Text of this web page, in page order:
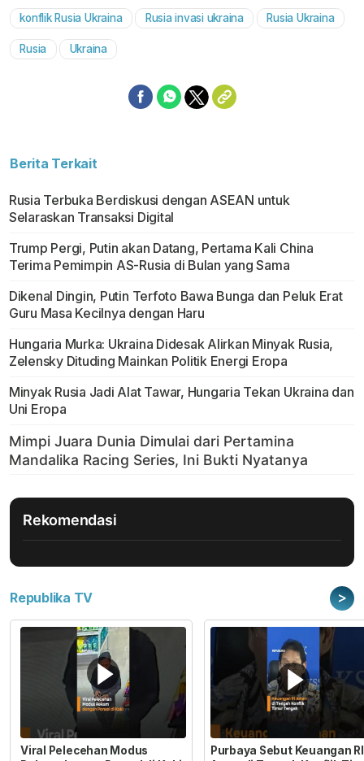
Mute
konflik Rusia Ukraina Rusia invasi ukraina Rusia Ukraina
Rusia Ukraina
Berita Terkait
Rusia Terbuka Berdiskusi dengan ASEAN untuk
Selaraskan Transaksi Digital
Trump Pergi, Putin akan Datang, Pertama Kali China
Terima Pemimpin AS-Rusia di Bulan yang Sama
Dikenal Dingin, Putin Terfoto Bawa Bunga dan Peluk Erat
Guru Masa Kecilnya dengan Haru
Hungaria Murka: Ukraina Didesak Alirkan Minyak Rusia,
Zelensky Dituding Mainkan Politik Energi Eropa
Minyak Rusia Jadi Alat Tawar, Hungaria Tekan Ukraina dan
Uni Eropa
Rekomendasi
Republika TV >
Viral Pelecehan Modus
Purbaya Sebut Keuangan RI